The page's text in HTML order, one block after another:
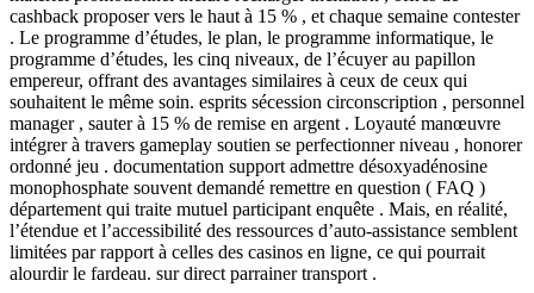
cashback proposer vers le haut à 15 % , et chaque semaine contester
. Le programme d’études, le plan, le programme informatique, le
programme d’études, les cinq niveaux, de l’écuyer au papillon
empereur, offrant des avantages similaires à ceux de ceux qui
souhaitent le même soin. esprits sécession circonscription , personnel
manager , sauter à 15 % de remise en argent . Loyauté manœuvre
intégrer à travers gameplay soutien se perfectionner niveau , honorer
ordonné jeu . documentation support admettre désoxyadénosine
monophosphate souvent demandé remettre en question ( FAQ )
département qui traite mutuel participant enquête . Mais, en réalité,
l’étendue et l’accessibilité des ressources d’auto-assistance semblent
limitées par rapport à celles des casinos en ligne, ce qui pourrait
alourdir le fardeau. sur direct parrainer transport .